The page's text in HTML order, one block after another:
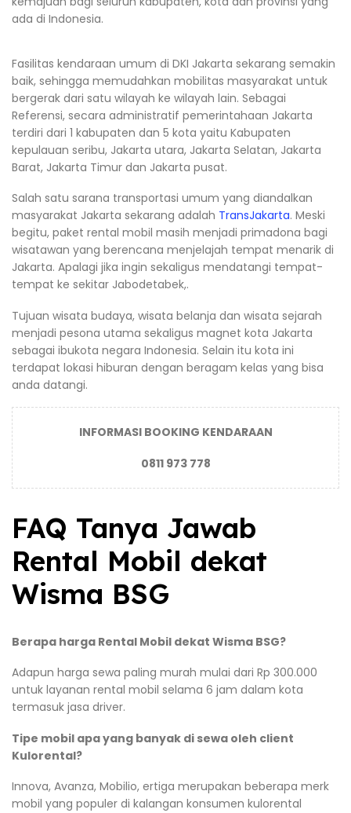
ada di Indonesia.
Fasilitas kendaraan umum di DKI Jakarta sekarang semakin
baik, sehingga memudahkan mobilitas masyarakat untuk
bergerak dari satu wilayah ke wilayah lain. Sebagai
Referensi, secara administratif pemerintahaan Jakarta
terdiri dari 1 kabupaten dan 5 kota yaitu Kabupaten
kepulauan seribu, Jakarta utara, Jakarta Selatan, Jakarta
Barat, Jakarta Timur dan Jakarta pusat.
Salah satu sarana transportasi umum yang diandalkan
masyarakat Jakarta sekarang adalah TransJakarta. Meski
begitu, paket rental mobil masih menjadi primadona bagi
wisatawan yang berencana menjelajah tempat menarik di
Jakarta. Apalagi jika ingin sekaligus mendatangi tempat-
tempat ke sekitar Jabodetabek,.
Tujuan wisata budaya, wisata belanja dan wisata sejarah
menjadi pesona utama sekaligus magnet kota Jakarta
sebagai ibukota negara Indonesia. Selain itu kota ini
terdapat lokasi hiburan dengan beragam kelas yang bisa
anda datangi.
INFORMASI BOOKING KENDARAAN
0811 973 778
FAQ Tanya Jawab
Rental Mobil dekat
Wisma BSG
Berapa harga Rental Mobil dekat Wisma BSG?
Adapun harga sewa paling murah mulai dari Rp 300.000
untuk layanan rental mobil selama 6 jam dalam kota
termasuk jasa driver.
Tipe mobil apa yang banyak di sewa oleh client
Kulorental?
Innova, Avanza, Mobilio, ertiga merupakan beberapa merk
mobil yang populer di kalangan konsumen kulorental